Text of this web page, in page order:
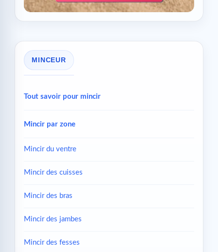
MINCEUR
Tout savoir pour mincir
Mincir par zone
Mincir du ventre
Mincir des cuisses
Mincir des bras
Mincir des jambes
Mincir des fesses